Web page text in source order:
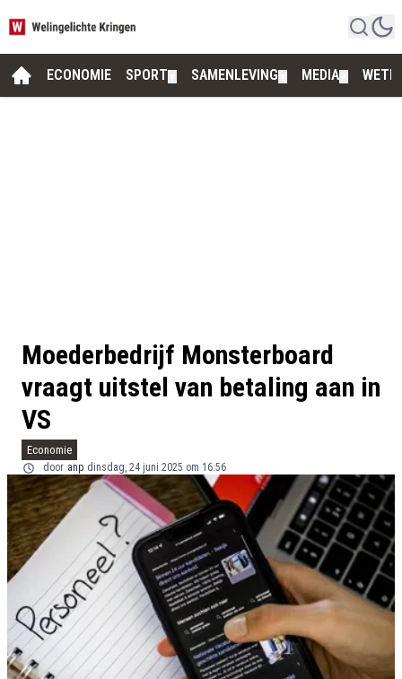
ECONOMIE SPORT SAMENLEVING MEDIA
Moederbedrijf Monsterboard
vraagt uitstel van betaling aan in
VS
Economie
door anp dinsdag, 24 juni 2025 om 16:56